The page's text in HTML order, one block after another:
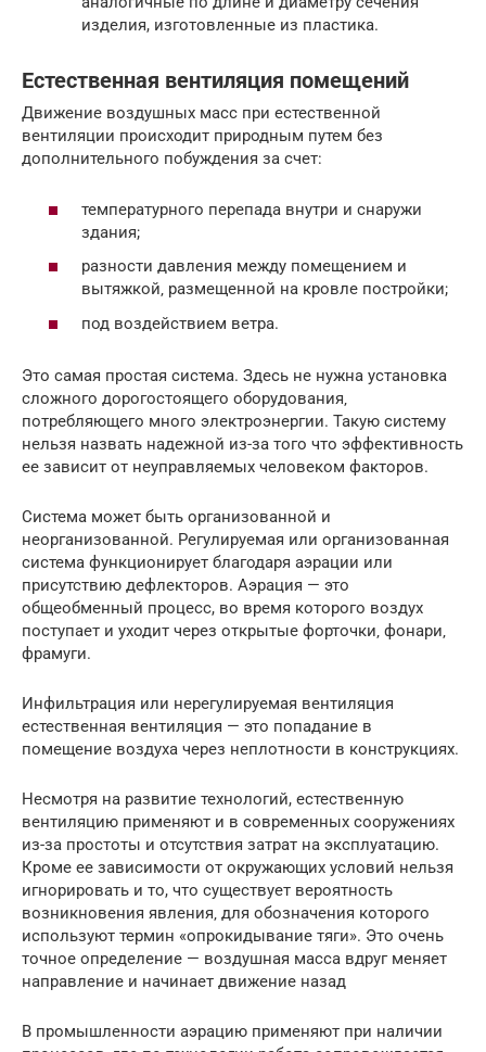
изделия, изготовленные из пластика.
Естественная вентиляция помещений
Движение воздушных масс при естественной
вентиляции происходит природным путем без
дополнительного побуждения за счет:
температурного перепада внутри и снаружи
здания;
разности давления между помещением и
вытяжкой‚ размещенной на кровле постройки;
под воздействием ветра.
Это самая простая система. Здесь не нужна установка
сложного дорогостоящего оборудования‚
потребляющего много электроэнергии. Такую систему
нельзя назвать надежной из-за того что эффективность
ее зависит от неуправляемых человеком факторов.
Система может быть организованной и
неорганизованной. Регулируемая или организованная
система функционирует благодаря аэрации или
присутствию дефлекторов. Аэрация — это
общеобменный процесс, во время которого воздух
поступает и уходит через открытые форточки‚ фонари‚
фрамуги.
Инфильтрация или нерегулируемая вентиляция
естественная вентиляция — это попадание в
помещение воздуха через неплотности в конструкциях.
Несмотря на развитие технологий, естественную
вентиляцию применяют и в современных сооружениях
из-за простоты и отсутствия затрат на эксплуатацию.
Кроме ее зависимости от окружающих условий нельзя
игнорировать и то, что существует вероятность
возникновения явления‚ для обозначения которого
используют термин «опрокидывание тяги». Это очень
точное определение — воздушная масса вдруг меняет
направление и начинает движение назад
В промышленности аэрацию применяют при наличии